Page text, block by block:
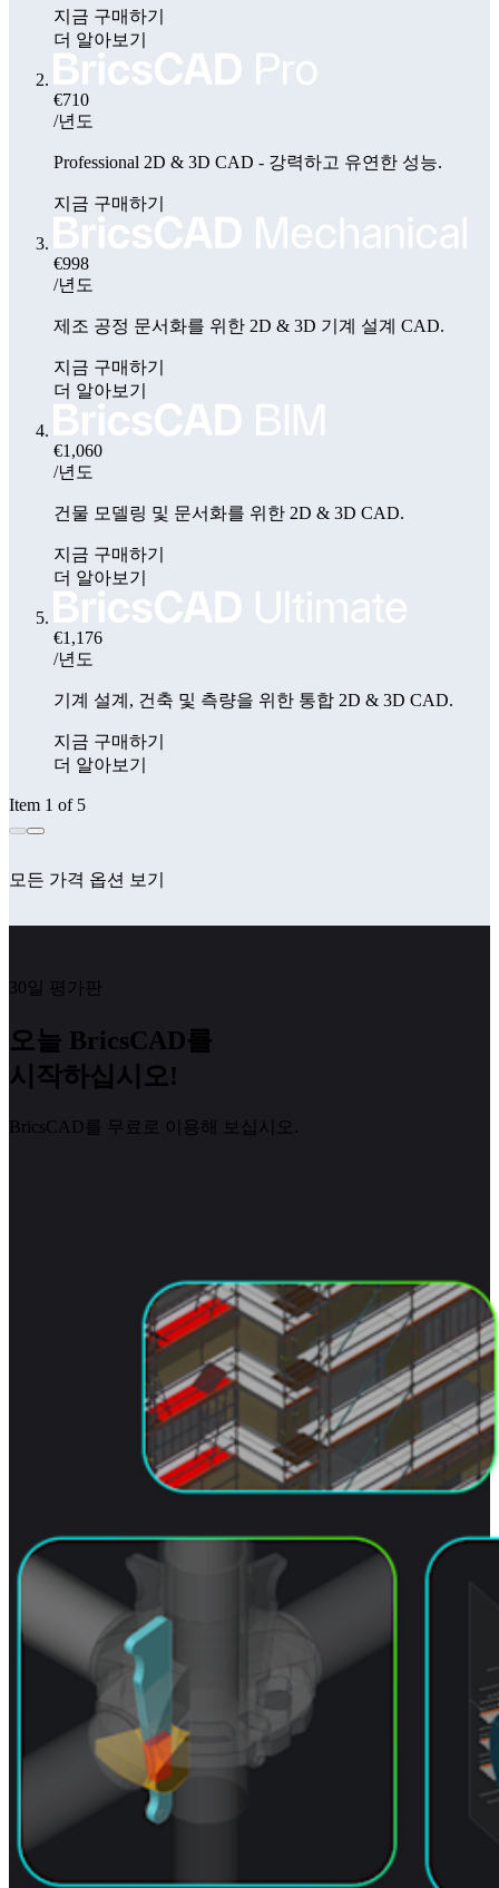
지금 구매하기
더 알아보기
€710
/년도
Professional 2D & 3D CAD - 강력하고 유연한 성능.
지금 구매하기
€998
/년도
제조 공정 문서화를 위한 2D & 3D 기계 설계 CAD.
지금 구매하기
더 알아보기
€1,060
/년도
건물 모델링 및 문서화를 위한 2D & 3D CAD.
지금 구매하기
더 알아보기
€1,176
/년도
기계 설계, 건축 및 측량을 위한 통합 2D & 3D CAD.
지금 구매하기
더 알아보기
Item 1 of 5
모든 가격 옵션 보기
30일 평가판
오늘 BricsCAD를
시작하십시오!
BricsCAD를 무료로 이용해 보십시오.